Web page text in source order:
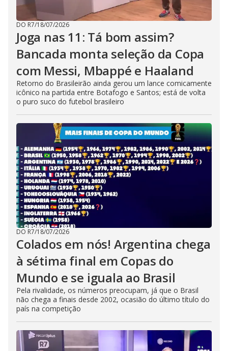
DO R7/18/07/2026
Joga nas 11: Tá bom assim?
Bancada monta seleção da Copa
com Messi, Mbappé e Haaland
Retorno do Brasileirão ainda gerou um lance comicamente
icônico na partida entre Botafogo e Santos; está de volta
o puro suco do futebol brasileiro
DO R7/18/07/2026
Colados em nós! Argentina chega
à sétima final em Copas do
Mundo e se iguala ao Brasil
Pela rivalidade, os números preocupam, já que o Brasil
não chega a finais desde 2002, ocasião do último título do
país na competição